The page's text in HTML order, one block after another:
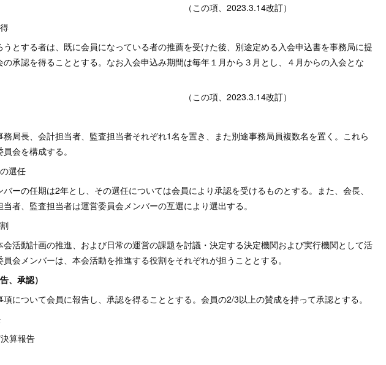
項、2023.3.14改訂）
うとする者は、既に会員になっている者の推薦を受けた後、別途定める入会申込書を事務局に提
の承認を得ることとする。なお入会申込み期間は毎年１月から３月とし、４月からの入会とな
項、2023.3.14改訂）
局長、会計担当者、監査担当者それぞれ1名を置き、また別途事務局員複数名を置く。これら
会を構成する。
選任
ーの任期は2年とし、その選任については会員により承認を受けるものとする。また、会長、
者、監査担当者は運営委員会メンバーの互選により選出する。
会活動計画の推進、および日常の運営の課題を討議・決定する決定機関および実行機関として活
会メンバーは、本会活動を推進する役割をそれぞれが担うこととする。
、承認）
について会員に報告し、承認を得ることとする。会員の2/3以上の賛成を持って承認とする。
算報告